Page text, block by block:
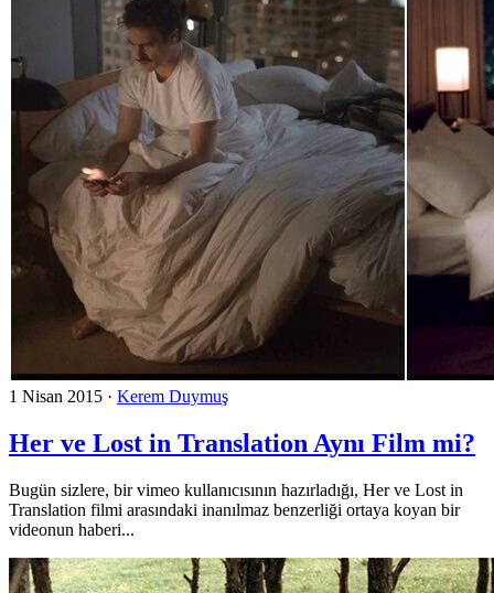
1 Nisan 2015 · Kerem Duymuş
Her ve Lost in Translation Aynı Film mi?
Bugün sizlere, bir vimeo kullanıcısının hazırladığı, Her ve Lost in
Translation filmi arasındaki inanılmaz benzerliği ortaya koyan bir
videonun haberi...